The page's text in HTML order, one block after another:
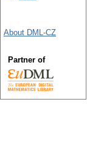
About DML-CZ
Partner of